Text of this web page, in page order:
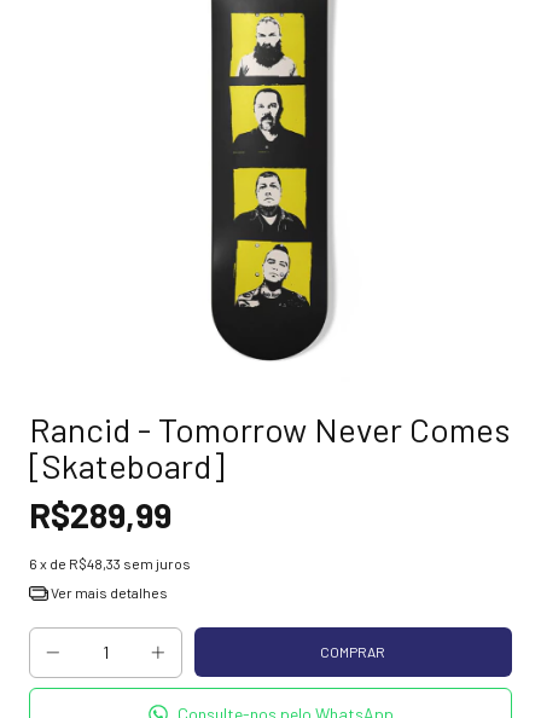
Rancid - Tomorrow Never Comes
[Skateboard]
R$289,99
6 x de R$48,33 sem juros
Ver mais detalhes